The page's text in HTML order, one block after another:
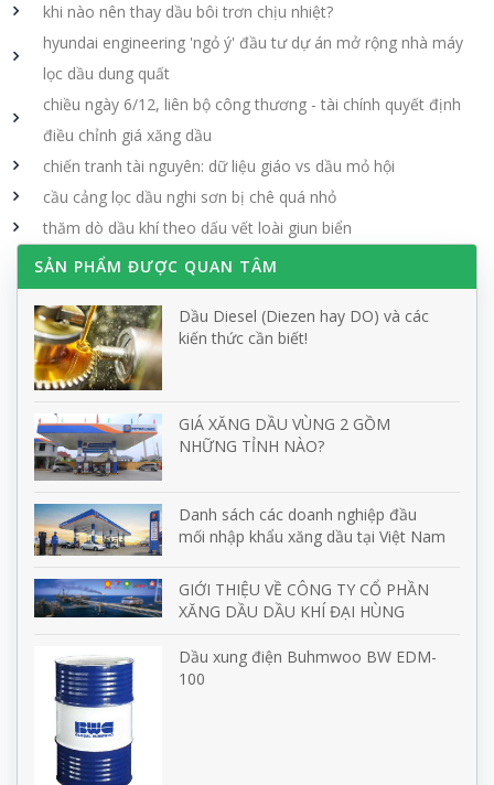
khi nào nên thay dầu bôi trơn chịu nhiệt?
hyundai engineering 'ngỏ ý' đầu tư dự án mở rộng nhà máy
lọc dầu dung quất
chiều ngày 6/12, liên bộ công thương - tài chính quyết định
điều chỉnh giá xăng dầu
chiến tranh tài nguyên: dữ liệu giáo vs dầu mỏ hội
cầu cảng lọc dầu nghi sơn bị chê quá nhỏ
thăm dò dầu khí theo dấu vết loài giun biển
SẢN PHẨM ĐƯỢC QUAN TÂM
Dầu Diesel (Diezen hay DO) và các
kiến thức cần biết!
GIÁ XĂNG DẦU VÙNG 2 GỒM
NHỮNG TỈNH NÀO?
Danh sách các doanh nghiệp đầu
mối nhập khẩu xăng dầu tại Việt Nam
GIỚI THIỆU VỀ CÔNG TY CỔ PHẦN
XĂNG DẦU DẦU KHÍ ĐẠI HÙNG
Dầu xung điện Buhmwoo BW EDM-
100